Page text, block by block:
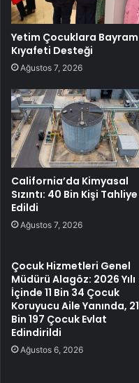
Yetim Çocuklara Bayram
Kıyafeti Desteği
Ağustos 7, 2026
California’da Kimyasal
Sızıntı: 40 Bin Kişi Tahliye
Edildi
Ağustos 7, 2026
Çocuk Hizmetleri Genel
Müdürü Alagöz: 2026 Yılı
İçinde 11 Bin 34 Çocuk
Koruyucu Aile Yanında, 21
Bin 197 Çocuk Evlat
Edindirildi
Ağustos 6, 2026